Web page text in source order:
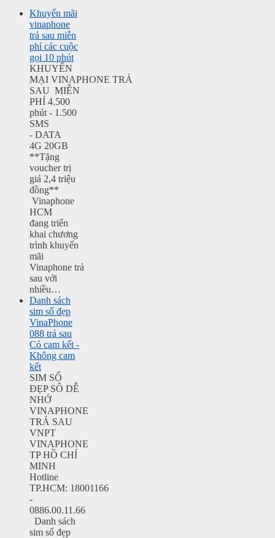
Khuyến mãi
vinaphone
trả sau miễn
phí các cuộc
gọi 10 phút
KHUYẾN
MẠI VINAPHONE TRẢ
SAU MIỄN
PHÍ 4.500
phút - 1.500
SMS
- DATA
4G 20GB
**Tặng
voucher trị
giá 2,4 triệu
đồng**
Vinaphone
HCM
đang triển
khai chương
trình khuyến
mãi
Vinaphone trả
sau với
nhiều…
Danh sách
sim số đẹp
VinaPhone
088 trả sau
Có cam kết -
Không cam
kết
SIM SỐ
ĐẸP SÔ DỄ
NHỚ
VINAPHONE
TRẢ SAU
VNPT
VINAPHONE
TP HỒ CHÍ
MINH
Hotline
TP.HCM: 18001166
-
0886.00.11.66
Danh sách
sim số đẹp